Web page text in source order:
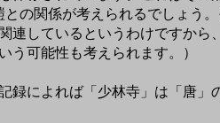
の関係が考えられるでしょう
しているというわけですか
う可能性も考えられます。）
によれば「少林寺」は「唐